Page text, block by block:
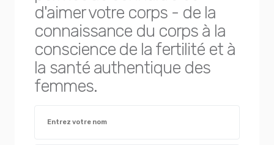
d'aimer votre corps - de la
connaissance du corps à la
conscience de la fertilité et à
la santé authentique des
femmes.